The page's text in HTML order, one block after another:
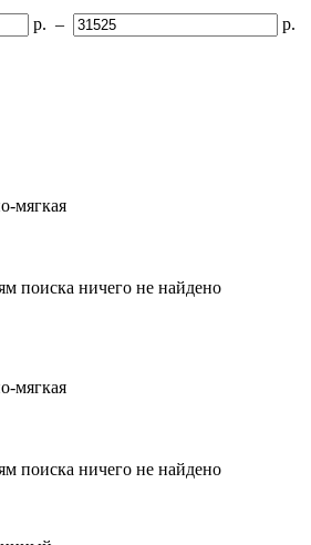
р. – р.
мягкая
поиска ничего не найдено
мягкая
поиска ничего не найдено